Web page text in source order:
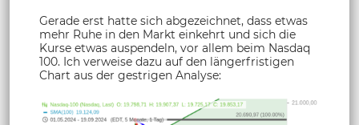
Gerade erst hatte sich abgezeichnet, dass etwas
mehr Ruhe in den Markt einkehrt und sich die
Kurse etwas auspendeln, vor allem beim Nasdaq
100. Ich verweise dazu auf den längerfristigen
Chart aus der gestrigen Analyse: